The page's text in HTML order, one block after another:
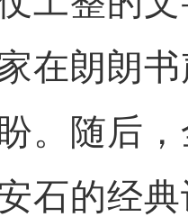
在朗朗
。随后
石的经